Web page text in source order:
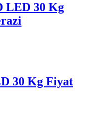
LED 30 Kg
30 Kg Fiyat